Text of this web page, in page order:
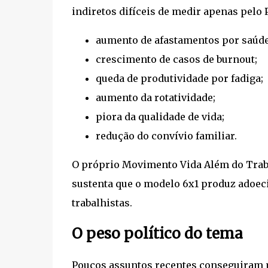
indiretos difíceis de medir apenas pelo
aumento de afastamentos por
crescimento de casos de burnout;
queda de produtividade por fadiga;
aumento da rotatividade;
piora da qualidade de vida;
redução do convívio familiar.
O próprio Movimento Vida Além do
sustenta que o modelo 6x1 produz
trabalhistas.
O peso político do tema
Poucos assuntos recentes